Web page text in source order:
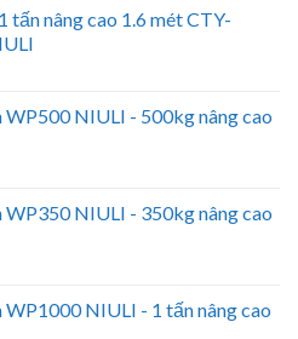
tấn nâng cao 1.6 mét CTY-
WP500 NIULI - 500kg nâng cao
WP350 NIULI - 350kg nâng cao
WP1000 NIULI - 1 tấn nâng cao